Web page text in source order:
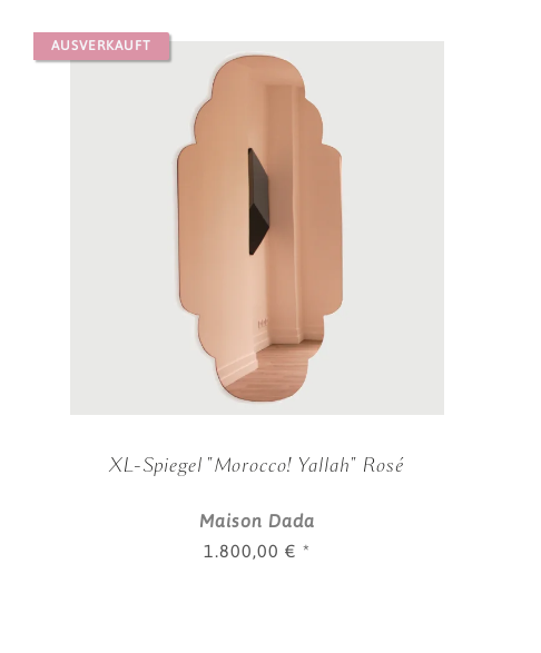
AUSVERKAUFT
XL-Spiegel "Morocco! Yallah" Rosé
Maison Dada
1.800,00 € *